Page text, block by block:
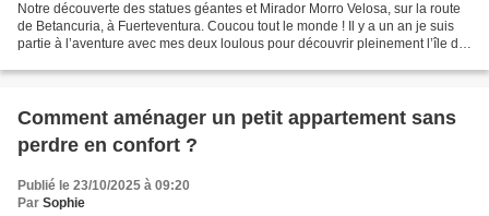
Notre découverte des statues géantes et Mirador Morro Velosa, sur la route
de Betancuria, à Fuerteventura. Coucou tout le monde ! Il y a un an je suis
partie à l’aventure avec mes deux loulous pour découvrir pleinement l’île de
Comment aménager un petit appartement sans
perdre en confort ?
Publié le 23/10/2025 à 09:20
Par Sophie